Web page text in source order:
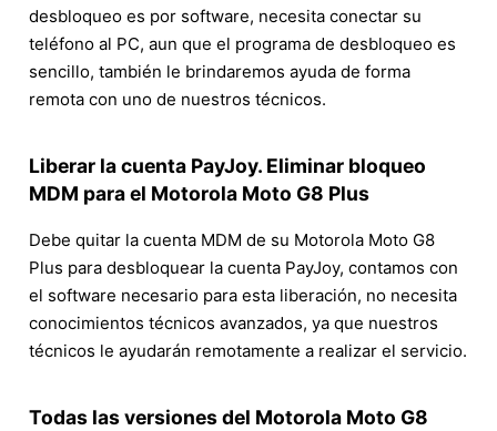
desbloqueo es por software, necesita conectar su
teléfono al PC, aun que el programa de desbloqueo es
sencillo, también le brindaremos ayuda de forma
remota con uno de nuestros técnicos.
Liberar la cuenta PayJoy. Eliminar bloqueo
MDM para el Motorola Moto G8 Plus
Debe quitar la cuenta MDM de su Motorola Moto G8
Plus para desbloquear la cuenta PayJoy, contamos con
el software necesario para esta liberación, no necesita
conocimientos técnicos avanzados, ya que nuestros
técnicos le ayudarán remotamente a realizar el servicio.
Todas las versiones del Motorola Moto G8